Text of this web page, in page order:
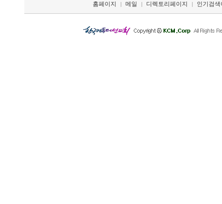
홈페이지 | 메일 | 디렉토리페이지 | 인기검색